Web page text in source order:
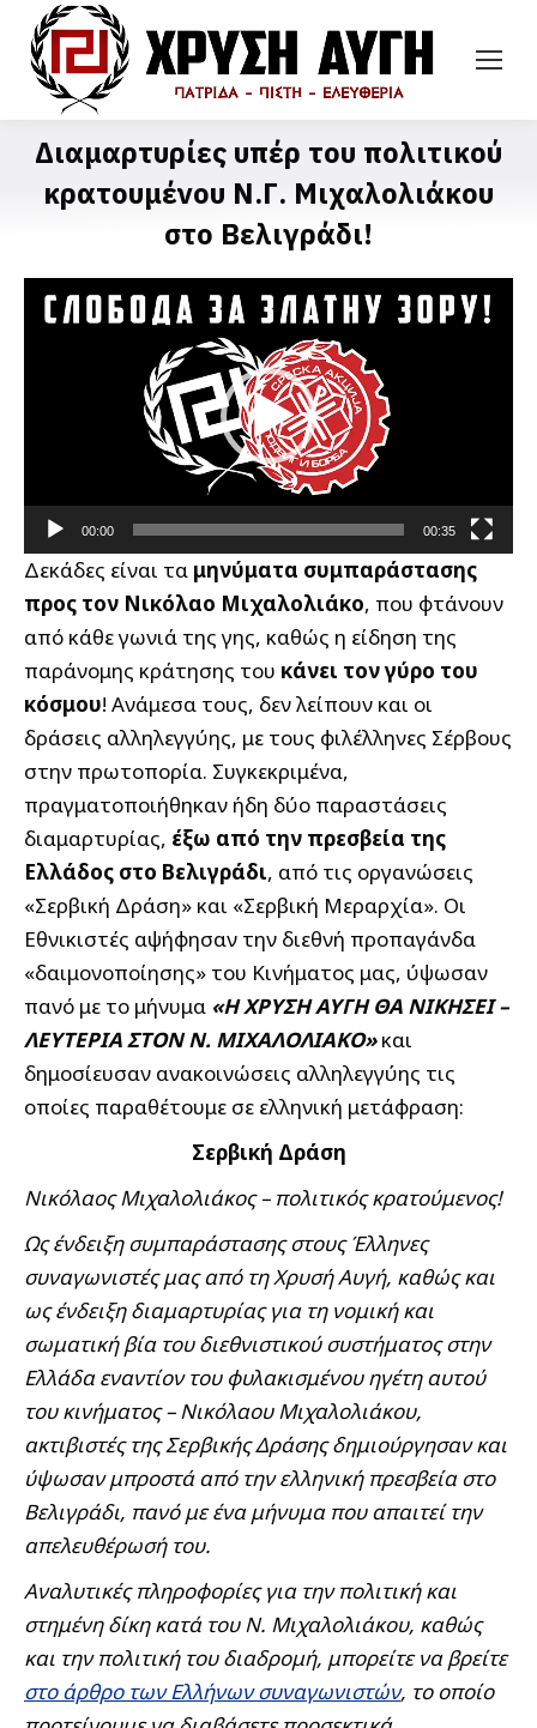
Διαμαρτυρίες υπέρ του πολιτικού
κρατουμένου Ν.Γ. Μιχαλολιάκου
στο Βελιγράδι!
Video
Player
00:00 00:35
Δεκάδες είναι τα μηνύματα συμπαράστασης
προς τον Νικόλαο Μιχαλολιάκο, που φτάνουν
από κάθε γωνιά της γης, καθώς η είδηση της
παράνομης κράτησης του κάνει τον γύρο του
κόσμου! Ανάμεσα τους, δεν λείπουν και οι
δράσεις αλληλεγγύης, με τους φιλέλληνες Σέρβους
στην πρωτοπορία. Συγκεκριμένα,
πραγματοποιήθηκαν ήδη δύο παραστάσεις
διαμαρτυρίας, έξω από την πρεσβεία της
Ελλάδος στο Βελιγράδι, από τις οργανώσεις
«Σερβική Δράση» και «Σερβική Μεραρχία». Οι
Εθνικιστές αψήφησαν την διεθνή προπαγάνδα
«δαιμονοποίησης» του Κινήματος μας, ύψωσαν
πανό με το μήνυμα «Η ΧΡΥΣΗ ΑΥΓΗ ΘΑ ΝΙΚΗΣΕΙ –
ΛΕΥΤΕΡΙΑ ΣΤΟΝ Ν. ΜΙΧΑΛΟΛΙΑΚΟ»και
δημοσίευσαν ανακοινώσεις αλληλεγγύης τις
οποίες παραθέτουμε σε ελληνική μετάφραση:
Σερβική Δράση
Νικόλαος Μιχαλολιάκος – πολιτικός κρατούμενος!
Ως ένδειξη συμπαράστασης στους Έλληνες
συναγωνιστές μας από τη Χρυσή Αυγή, καθώς και
ως ένδειξη διαμαρτυρίας για τη νομική και
σωματική βία του διεθνιστικού συστήματος στην
Ελλάδα εναντίον του φυλακισμένου ηγέτη αυτού
του κινήματος – Νικόλαου Μιχαλολιάκου,
ακτιβιστές της Σερβικής Δράσης δημιούργησαν και
ύψωσαν μπροστά από την ελληνική πρεσβεία στο
Βελιγράδι, πανό με ένα μήνυμα που απαιτεί την
απελευθέρωσή του.
Αναλυτικές πληροφορίες για την πολιτική και
στημένη δίκη κατά του Ν. Μιχαλολιάκου, καθώς
και την πολιτική του διαδρομή, μπορείτε να βρείτε
στο άρθρο των Ελλήνων συναγωνιστών, το οποίο